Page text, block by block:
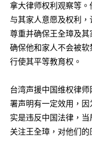
拿大律师权利观察等
与其家人意愿及权利，
尊重并确保王全璋及其
确保他和家人不会被
行使其平等教育权。
台湾声援中国维权律
署声明有一定效用，因
实是违反中国法律，
关注王全璋，对他们